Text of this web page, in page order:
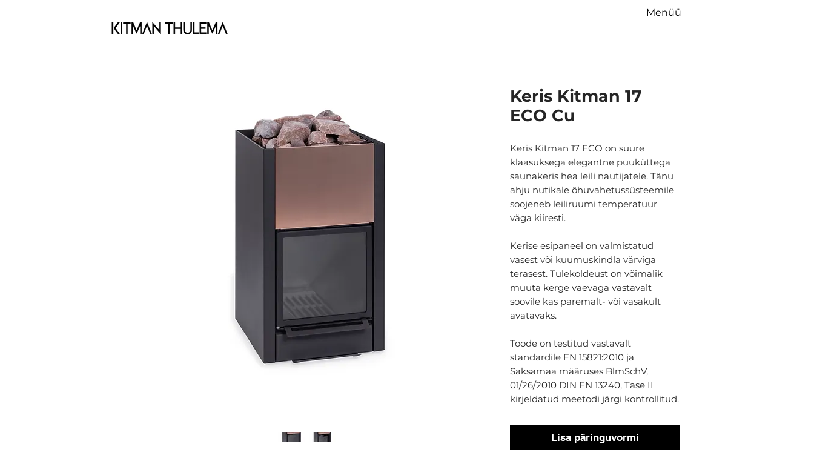
Menüü
Keris Kitman 17
ECO Cu
Keris Kitman 17 ECO on suure
klaasuksega elegantne puuküttega
saunakeris hea leili nautijatele. Tänu
ahju nutikale õhuvahetussüsteemile
soojeneb leiliruumi temperatuur
väga kiiresti.
Kerise esipaneel on valmistatud
vasest või kuumuskindla värviga
terasest. Tulekoldeust on võimalik
muuta kerge vaevaga vastavalt
soovile kas paremalt- või vasakult
avatavaks.
Toode on testitud vastavalt
standardile EN 15821:2010 ja
Saksamaa määruses BlmSchV,
01/26/2010 DIN EN 13240, Tase II
kirjeldatud meetodi järgi kontrollitud.
Lisa päringuvormi